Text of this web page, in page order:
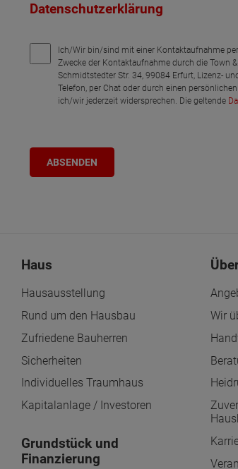
Datenschutzerklärung
Ich/Wir bin/sind mit einer Kontaktaufnahme
Zwecke der Kontaktaufnahme durch die Town
Schmidtstedter Str. 34, 99084 Erfurt, Lizenz-
Telefon, per Chat oder durch einen
ich/wir jederzeit widersprechen. Die geltende
Haus
Hausausstellung
Rund um den Hausbau
Zufriedene Bauherren
Sicherheiten
Individuelles Traumhaus
Kapitalanlage / Investoren
Grundstück und
Finanzierung
Wir